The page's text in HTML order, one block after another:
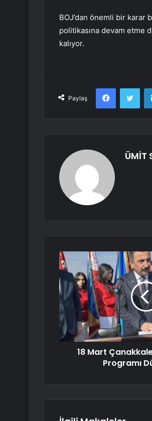
BOJ’dan önemli bir karar
politikasına devam etme
kalıyor.
Paylaş
Facebook
ÜMİT
18 Mart
Programı